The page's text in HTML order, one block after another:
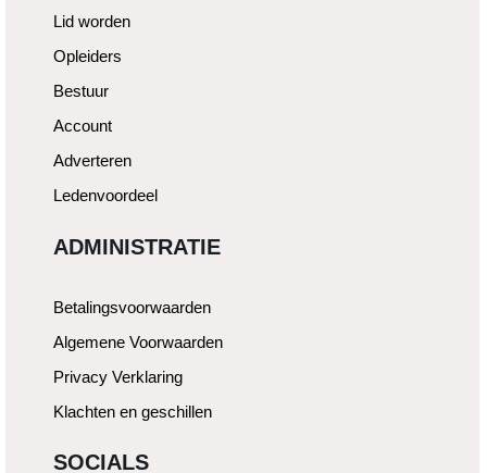
Lid worden
Opleiders
Bestuur
Account
Adverteren
Ledenvoordeel
ADMINISTRATIE
Betalingsvoorwaarden
Algemene Voorwaarden
Privacy Verklaring
Klachten en geschillen
SOCIALS